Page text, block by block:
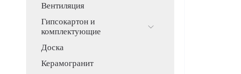
Вентиляция
Гипсокартон и
комплектующие
Доска
Керамогранит